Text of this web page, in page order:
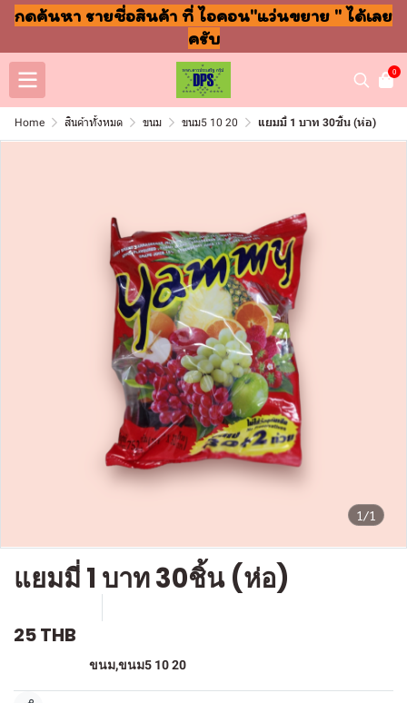
กดค้นหา รายชื่อสินค้า ที่ ไอคอน"แว่นขยาย " ได้เลย
ครับ
0
Home สินค้าทั้งหมด ขนม ขนม5 10 20 แยมมี่ 1 บาท 30ชิ้น (ห่อ)
1/1
แยมมี่ 1 บาท 30ชิ้น (ห่อ)
25 THB
ขนม,ขนม5 10 20